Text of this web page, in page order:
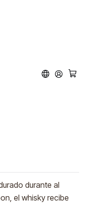
durante al
el whisky recibe